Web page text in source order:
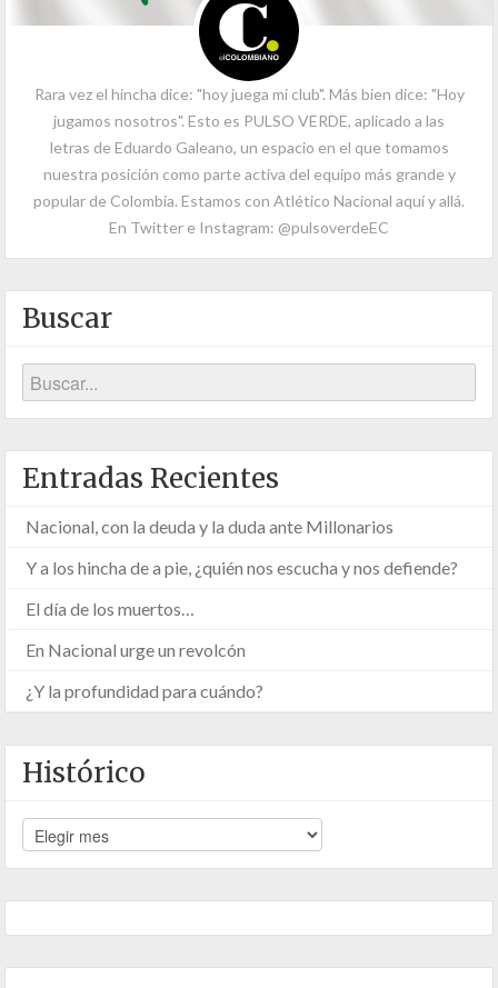
Rara vez el hincha dice: "hoy juega mi club". Más bien dice: "Hoy
jugamos nosotros". Esto es PULSO VERDE, aplicado a las
letras de Eduardo Galeano, un espacio en el que tomamos
nuestra posición como parte activa del equipo más grande y
popular de Colombia. Estamos con Atlético Nacional aquí y allá.
En Twitter e Instagram: @pulsoverdeEC
Buscar
Entradas Recientes
Nacional, con la deuda y la duda ante Millonarios
Y a los hincha de a pie, ¿quién nos escucha y nos defiende?
El día de los muertos…
En Nacional urge un revolcón
¿Y la profundidad para cuándo?
Histórico